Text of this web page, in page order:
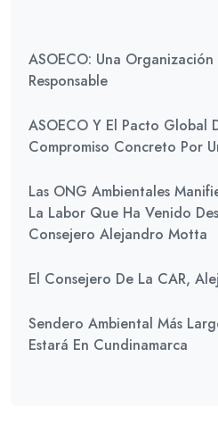
ASOECO: Una
Responsable
ASOECO Y El Pacto Global
Compromiso Concreto Por
Las ONG Ambientales
La Labor Que Ha Venido
Consejero Alejandro Motta
El Consejero De La CAR,
Sendero Ambiental Más
Estará En Cundinamarca